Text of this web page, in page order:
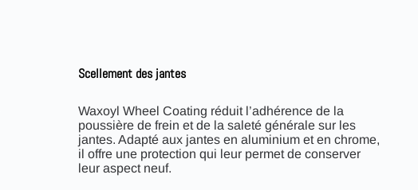
Scellement des jantes
Waxoyl Wheel Coating réduit l’adhérence de la
poussière de frein et de la saleté générale sur les
jantes. Adapté aux jantes en aluminium et en chrome,
il offre une protection qui leur permet de conserver
leur aspect neuf.